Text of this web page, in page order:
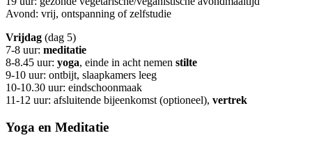
Avond: vrij, ontspanning of zelfstudie
Vrijdag (dag 5)
7-8 uur: meditatie
8-8.45 uur: yoga, einde in acht nemen stilte
9-10 uur: ontbijt, slaapkamers leeg
10-10.30 uur: eindschoonmaak
11-12 uur: afsluitende bijeenkomst (optioneel), vertrek
Yoga en Meditatie